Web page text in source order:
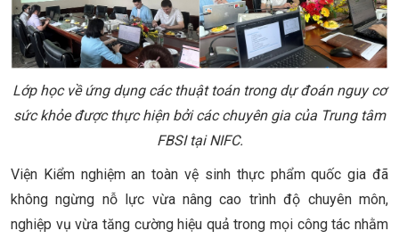
Lớp học về ứng dụng các thuật toán trong dự đoán nguy cơ
sức khỏe được thực hiện bởi các chuyên gia của Trung tâm
FBSI tại NIFC.
Viện Kiểm nghiệm an toàn vệ sinh thực phẩm quốc gia đã
không ngừng nỗ lực vừa nâng cao trình độ chuyên môn,
nghiệp vụ vừa tăng cường hiệu quả trong mọi công tác nhằm